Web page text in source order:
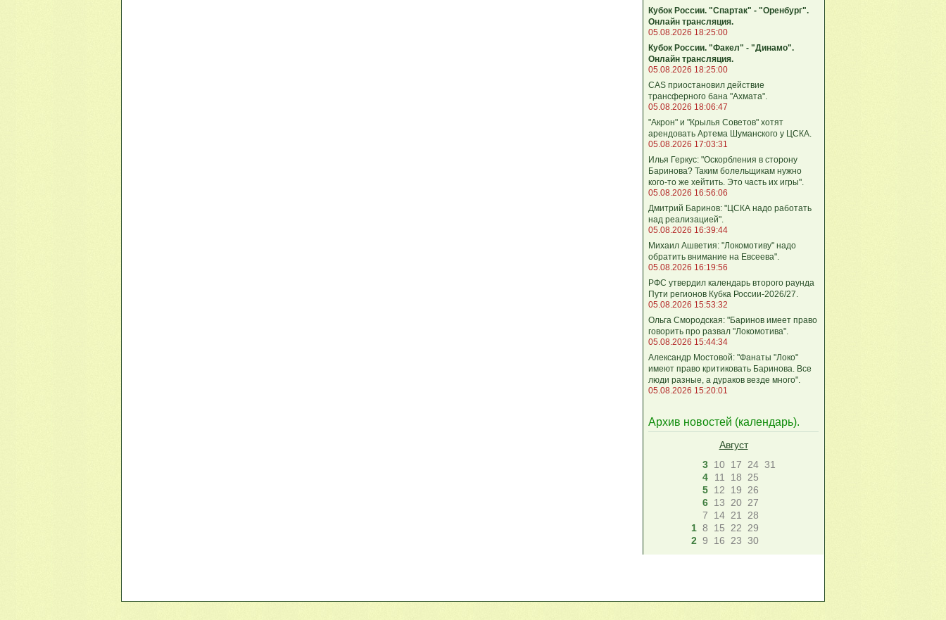
Кубок России. "Спартак" - "Оренбург".
Онлайн трансляция.
05.08.2026 18:25:00
Кубок России. "Факел" - "Динамо".
Онлайн трансляция.
05.08.2026 18:25:00
CAS приостановил действие
трансферного бана "Ахмата".
05.08.2026 18:06:47
"Акрон" и "Крылья Советов" хотят
арендовать Артема Шуманского у ЦСКА.
05.08.2026 17:03:31
Илья Геркус: "Оскорбления в сторону
Баринова? Таким болельщикам нужно
кого‑то же хейтить. Это часть их игры".
05.08.2026 16:56:06
Дмитрий Баринов: "ЦСКА надо работать
над реализацией".
05.08.2026 16:39:44
Михаил Ашветия: "Локомотиву" надо
обратить внимание на Евсеева".
05.08.2026 16:19:56
РФС утвердил календарь второго раунда
Пути регионов Кубка России-2026/27.
05.08.2026 15:53:32
Ольга Смородская: "Баринов имеет право
говорить про развал "Локомотива".
05.08.2026 15:44:34
Александр Мостовой: "Фанаты "Локо"
имеют право критиковать Баринова. Все
люди разные, а дураков везде много".
05.08.2026 15:20:01
Архив новостей (календарь).
Август
3 10 17 24 31
4
11 18
25
5 12 19
26
6 13 20 27
7
14 21
28
1 8 15 22
29
2 9 16 23 30